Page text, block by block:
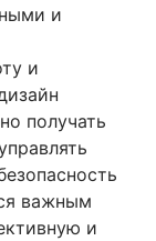
и
и
получать
важным
и